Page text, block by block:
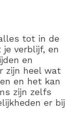
tot in de
je verblijf, en
en
zijn heel wat
en het kan
zijn zelfs
er bij